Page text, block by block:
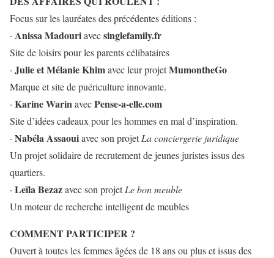
Focus sur les lauréates des précédentes éditions :
· Anissa Madouriavecsinglefamily.fr
Site de loisirs pour les parents célibataires
· Julie et Mélanie Khimavec leur projetMumontheGo
Marque et site de puériculture innovante.
· Karine WarinavecPense-a-elle.com
Site d’idées cadeaux pour les hommes en mal d’inspiration.
· Nabéla Assaouiavec son projetLa conciergerie juridique
Un projet solidaire de recrutement de jeunes juristes issus des
quartiers.
· Leïla Bezazavec son projetLe bon meuble
Un moteur de recherche intelligent de meubles
COMMENT PARTICIPER ?
Ouvert à toutes les femmes âgées de 18 ans ou plus et issus des